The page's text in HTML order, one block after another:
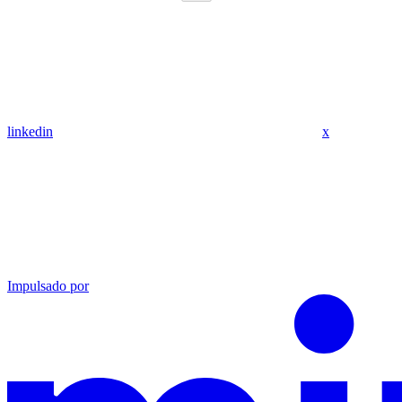
linkedin x
Impulsado por